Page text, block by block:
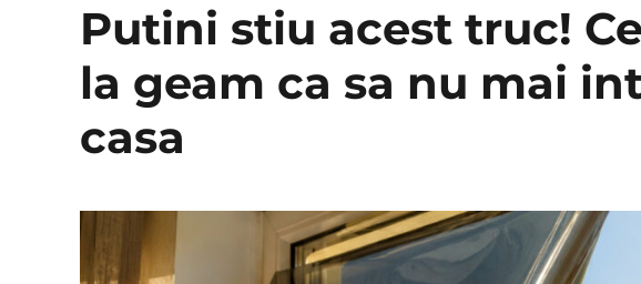
Putini stiu acest truc!
la geam ca sa nu mai
casa